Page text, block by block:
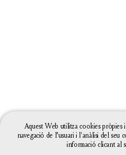
Aquest Web utilitza cookies pròpies
navegació de l’usuari i l'anàlisi del seu
informació clicant al